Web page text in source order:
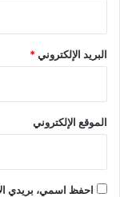
البريد الإلكتروني*
الموقع الإلكتروني
احفظ اسمي، بريدي